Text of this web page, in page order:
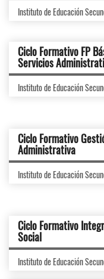
Instituto de Educación
Ciclo Formativo FP
Servicios
Instituto de Educación
Ciclo Formativo
Administrativa
Instituto de Educación
Ciclo Formativo
Social
Instituto de Educación